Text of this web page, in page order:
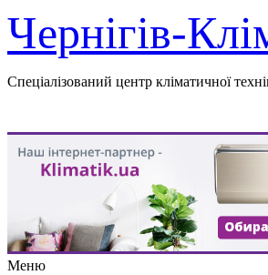
Чернігів-
Спеціалізований центр кліматичної
Меню